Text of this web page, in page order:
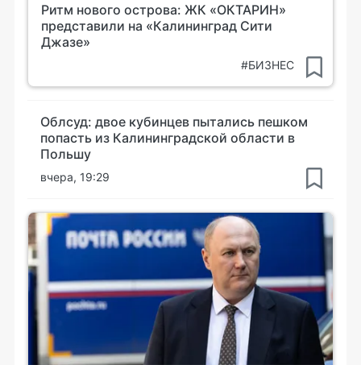
Ритм нового острова: ЖК «ОКТАРИН»
представили на «Калининград Сити
Джазе»
#БИЗНЕС
Облсуд: двое кубинцев пытались пешком
попасть из Калининградской области в
Польшу
вчера, 19:29